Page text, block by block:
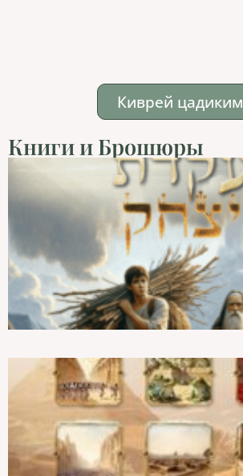
Киврей цадиким
Книги и Брошюры